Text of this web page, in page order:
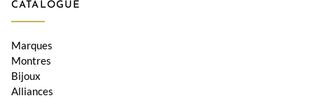
CATALOGUE
Marques
Montres
Bijoux
Alliances